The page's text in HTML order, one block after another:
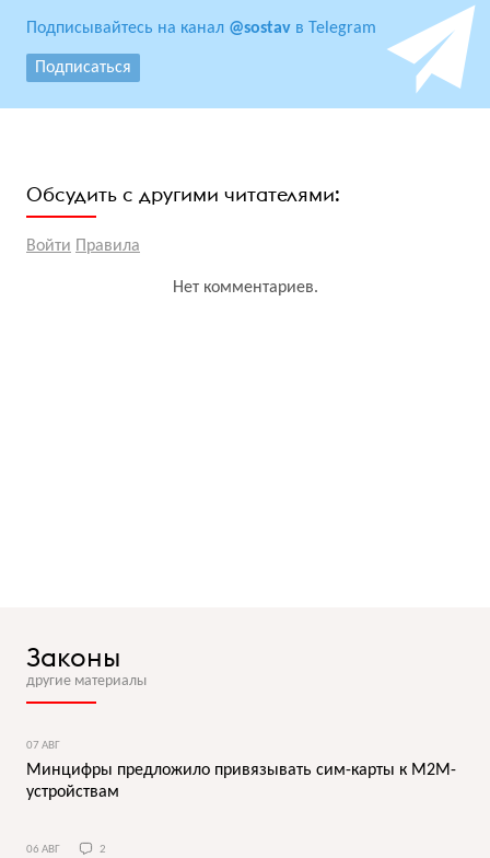
Подписывайтесь на канал @sostav в Telegram
Подписаться
Обсудить с другими читателями:
Войти Правила
Нет комментариев.
Законы
другие материалы
07 АВГ
Минцифры предложило привязывать сим-карты к M2M-
устройствам
06 АВГ 2